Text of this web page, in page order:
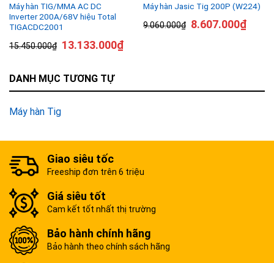
Máy hàn TIG/MMA AC DC
Inverter 200A/68V hiệu Total
TIGACDC2001
15.450.000₫ 13.133.000₫
Máy hàn Jasic Tig 200P (W224)
9.060.000₫ 8.607.000₫
DANH MỤC TƯƠNG TỰ
Máy hàn Tig
Giao siêu tốc
Freeship đơn trên 6 triệu
Giá siêu tốt
Cam kết tốt nhất thị trường
Bảo hành chính hãng
Bảo hành theo chính sách hãng